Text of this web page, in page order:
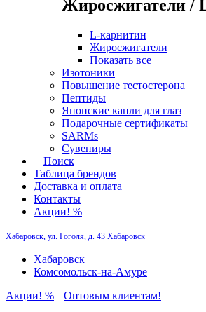
Жиросжигатели /
L-карнитин
Жиросжигатели
Показать все
Изотоники
Повышение тестостерона
Пептиды
Японские капли для глаз
Подарочные сертификаты
SARMs
Сувениры
Поиск
Таблица брендов
Доставка и оплата
Контакты
Акции! %
Хабаровск, ул. Гоголя, д. 43 Хабаровск
Хабаровск
Комсомольск-на-Амуре
Акции! %
Оптовым клиентам!